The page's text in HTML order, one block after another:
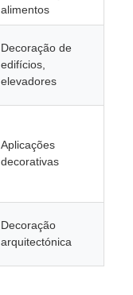
alimentos
Decoração de
edifícios,
elevadores
Aplicações
decorativas
Decoração
arquitectónica